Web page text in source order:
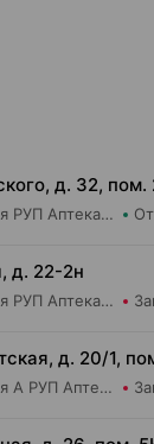
д. 32, пом.
Белфармация РУП Аптека №101 (дежурная)
д. 22-2н
Белфармация РУП Аптека №4
д. 20/1,
Белфармация А РУП Аптека №45